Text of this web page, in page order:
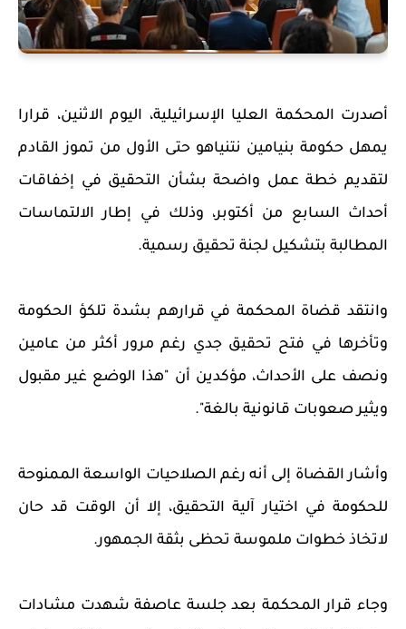
أصدرت المحكمة العليا الإسرائيلية، اليوم الاثنين، قرارا
يمهل حكومة بنيامين نتنياهو حتى الأول من تموز القادم
لتقديم خطة عمل واضحة بشأن التحقيق في إخفاقات
أحداث السابع من أكتوبر، وذلك في إطار الالتماسات
المطالبة بتشكيل لجنة تحقيق رسمية.
وانتقد قضاة المحكمة في قرارهم بشدة تلكؤ الحكومة
وتأخرها في فتح تحقيق جدي رغم مرور أكثر من عامين
ونصف على الأحداث، مؤكدين أن "هذا الوضع غير مقبول
ويثير صعوبات قانونية بالغة".
وأشار القضاة إلى أنه رغم الصلاحيات الواسعة الممنوحة
للحكومة في اختيار آلية التحقيق، إلا أن الوقت قد حان
لاتخاذ خطوات ملموسة تحظى بثقة الجمهور.
وجاء قرار المحكمة بعد جلسة عاصفة شهدت مشادات